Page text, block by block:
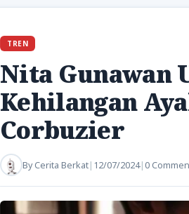
TREN
Nita Gunawan
Kehilangan
Corbuzier
ByCerita Berkat| 12/07/2024| 0